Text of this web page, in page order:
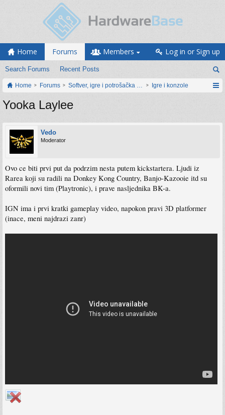
Home Forums
Search Forums Recent Posts
Members Log in or Sign up
Home Forums Softver, igre i potrošačka elektronikaIgre i konzole
Yooka Laylee
Vedo
Moderator
Ovo ce biti prvi put da podrzim nesta putem kickstartera. Ljudi iz
Rarea koji su radili na Donkey Kong Country, Banjo-Kazooie itd su
oformili novi tim (Playtronic), i prave nasljednika BK-a.
IGN ima i prvi kratki gameplay video, napokon pravi 3D platformer
(inace, meni najdrazi zanr)